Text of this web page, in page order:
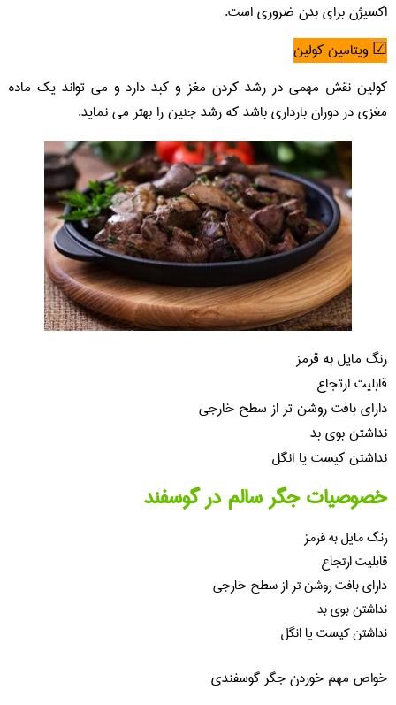
اکسیژن برای بدن ضروری است.
☑ ویتامین کولین
کولین نقش مهمی در رشد کردن مغز و کبد دارد و می تواند یک ماده
مغزی در دوران بارداری باشد که رشد جنین را بهتر می نماید.
رنگ مایل به قرمز
قابلیت ارتجاع
دارای بافت روشن تر از سطح خارجی
نداشتن بوی بد
نداشتن کیست یا انگل
خصوصیات جگر سالم در گوسفند
رنگ مایل به قرمز
قابلیت ارتجاع
دارای بافت روشن تر از سطح خارجی
نداشتن بوی بد
نداشتن کیست یا انگل
خواص مهم خوردن جگر گوسفندی